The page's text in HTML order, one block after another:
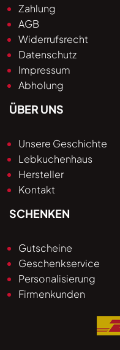
Zahlung
AGB
Widerrufsrecht
Datenschutz
Impressum
Abholung
ÜBER UNS
Unsere Geschichte
Lebkuchenhaus
Hersteller
Kontakt
SCHENKEN
Gutscheine
Geschenkservice
Personalisierung
Firmenkunden